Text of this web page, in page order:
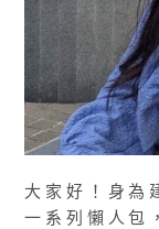
大家好！身為
一系列懶人包